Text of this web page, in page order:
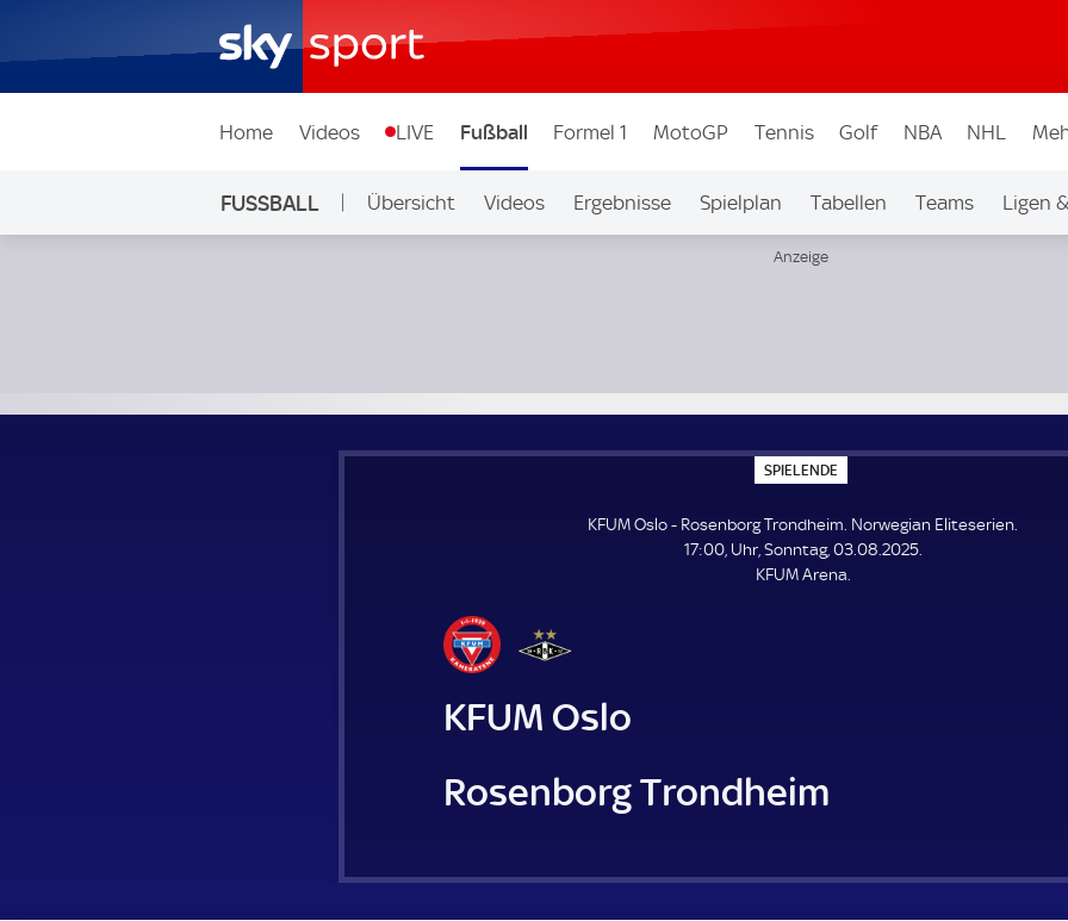
Home Videos LIVE Fußball Formel 1 MotoGP Tennis Golf NBA NHL
FUSSBALL Übersicht Videos Ergebnisse Spielplan Tabellen Teams Ligen
SPIELENDE
P
E
L
E
N
KFUM Oslo - Rosenborg Trondheim. Norwegian Eliteserien.
17:00, Uhr, Sonntag, 03.08.2025.
KFUM Arena.
KFUM Oslo
Rosenborg Trondheim